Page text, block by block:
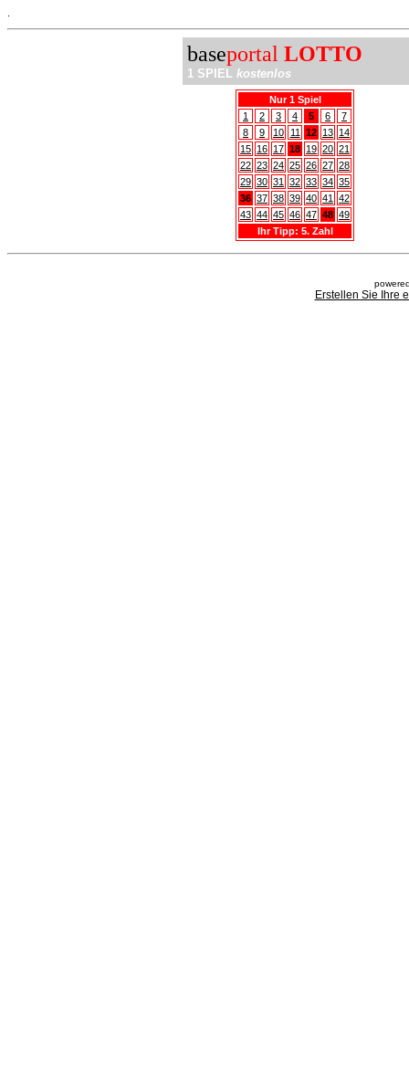
baseportal LOTTO
1 SPIEL kostenlos
Nur 1 Spiel
1
2 3 4 5 6
7
8
9 10 11 12 13 14
15 16 17 18 19 20 21
22 23 24 25 26 27 28
29 30 31 32 33 34 35
36 37 38 39 40 41
42
43 44 45 46 47 48 49
Ihr Tipp: 5. Zahl
Erstellen Sie Ihre